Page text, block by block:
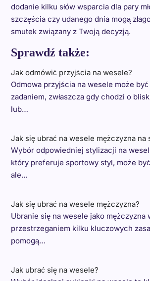
dodanie kilku słów wsparcia dla pary
szczęścia czy udanego dnia mogą
smutek związany z Twoją decyzją.
Sprawdź także:
Jak odmówić przyjścia na wesele?
Odmowa przyjścia na wesele może
zadaniem, zwłaszcza gdy chodzi o
lub…
Jak się ubrać na wesele mężczyzna na
Wybór odpowiedniej stylizacji na
który preferuje sportowy styl, może
ale…
Jak się ubrać na wesele mężczyzna?
Ubranie się na wesele jako mężczyzna
przestrzeganiem kilku kluczowych
pomogą…
Jak ubrać się na wesele?